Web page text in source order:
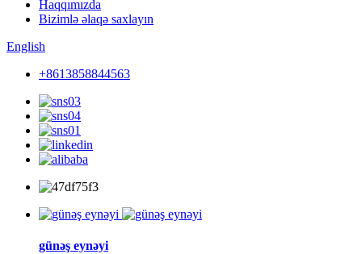
Haqqımızda
Bizimlə əlaqə saxlayın
English
+8613858844563
günəş eynəyi